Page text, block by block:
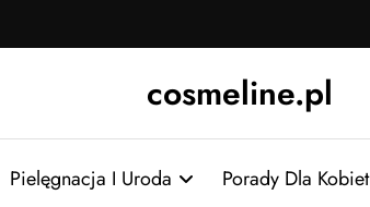
cosmeline.pl
Pielęgnacja I Uroda Porady Dla Kobiet